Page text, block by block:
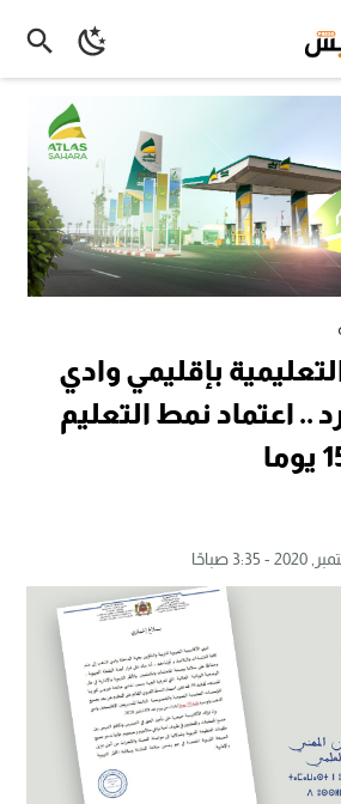
بإقليمي وادي
اعتماد نمط التعليم